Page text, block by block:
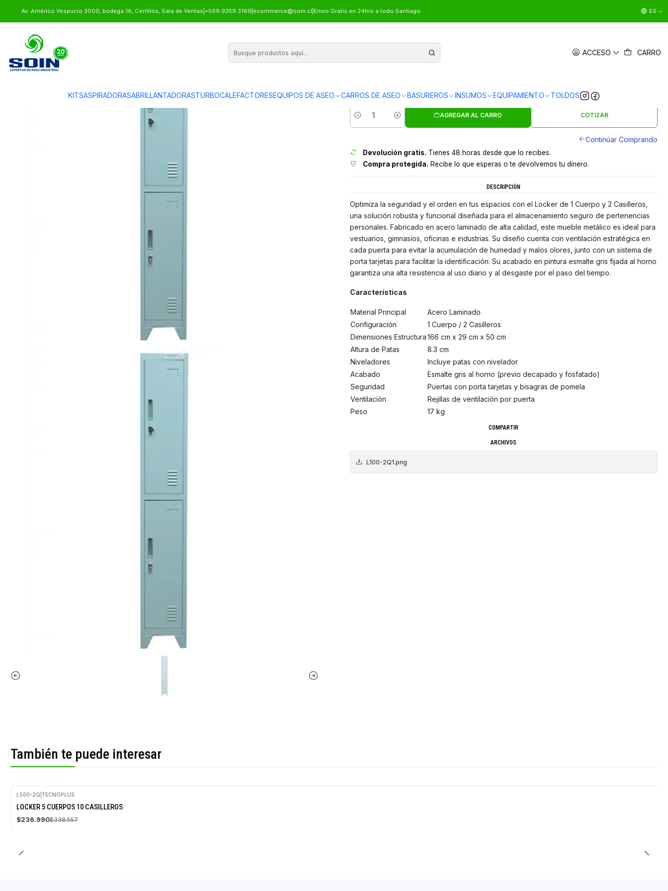
ACCESO CARRO
KITSASPIRADORASABRILLANTADORASTURBOCALEFACTORESEQUIPOS DE ASEO CARROS DE ASEO BASUREROS INSUMOS EQUIPAMIENTO TOLDOS
Av. Américo Vespucio 3000, bodega 16, Cerrillos, Sala de Ventas +569 9359 3169 ecommerce@soin.cl Envio Gratis en 24hrs a todo Santiago ES
Inicio EQUIPAMIENTO LOCKERS COMERCIALES LOCKER 1 CUERPO 2 CASILLEROS
LOCKER 1 CUERPO 2 CASILLEROS
Envíos gratis en 24 hrs en Santiagoy a provincias por pagar
Cantidad
AGREGAR AL CARRO COTIZAR
Continúar Comprando
Devolución gratis. Tienes 48 horas desde que lo recibes.
Compra protegida. Recibe lo que esperas o te devolvemos tu dinero.
DESCRIPCIÓN
Optimiza la seguridad y el orden en tus espacios con el Locker de 1 Cuerpo y 2 Casilleros,
una solución robusta y funcional diseñada para el almacenamiento seguro de pertenencias
personales. Fabricado en acero laminado de alta calidad, este mueble metálico es ideal para
vestuarios, gimnasios, oficinas e industrias. Su diseño cuenta con ventilación estratégica en
cada puerta para evitar la acumulación de humedad y malos olores, junto con un sistema de
porta tarjetas para facilitar la identificación. Su acabado en pintura esmalte gris fijada al horno
garantiza una alta resistencia al uso diario y al desgaste por el paso del tiempo.
Características
Material Principal
Acero Laminado
Configuración
1 Cuerpo / 2 Casilleros
Dimensiones Estructura166 cm x 29 cm x 50 cm
Altura de Patas
8.3 cm
Niveladores
Incluye patas con nivelador
Acabado
Esmalte gris al horno (previo decapado y fosfatado)
Seguridad
Puertas con porta tarjetas y bisagras de pomela
Ventilación
Rejillas de ventilación por puerta
Peso
17 kg
COMPARTIR
ARCHIVOS
L100-2Q1.png
También te puede interesar
-30%
OFF
L500-2Q TECNOPLUS
LOCKER 5 CUERPOS 10 CASILLEROS
$236.990$338.557